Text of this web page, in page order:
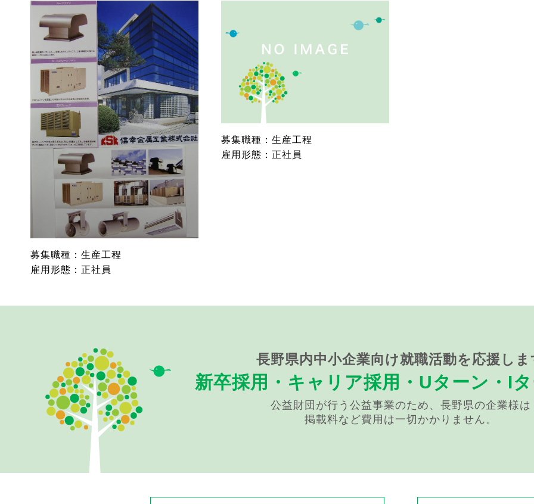
募集職種：生産工程
雇用形態：正社員
募集職種：生産工程
雇用形態：正社員
長野県内中小企業向け就職活動を応援しま
新卒採用・キャリア採用・ Uターン・I
公益財団が行う公益事業のため、長野県の企業様は
掲載料など費用は一切かかりません。